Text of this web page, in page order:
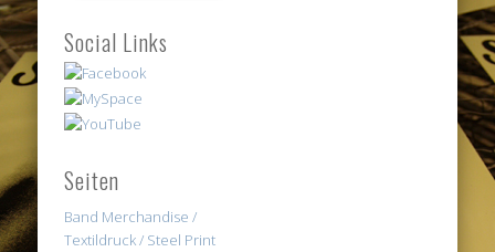
Social Links
Seiten
Band Merchandise /
Textildruck / Steel Print